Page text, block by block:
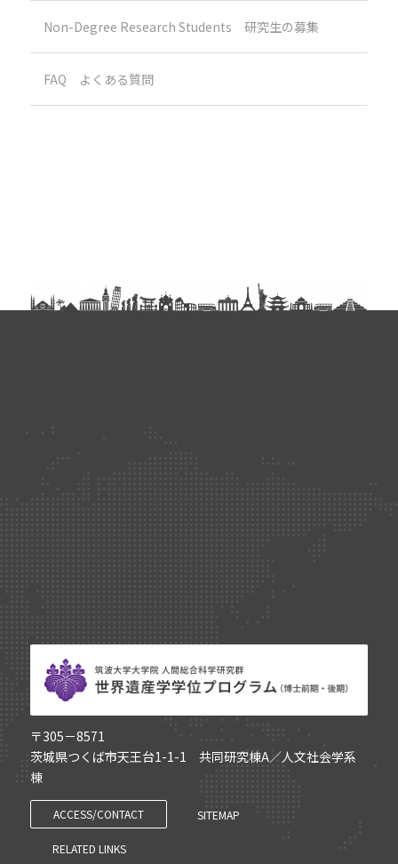
Non-Degree Research Students 研究生の募集
FAQ よくある質問
〒305－8571
茨城県つくば市天王台1-1-1 共同研究棟A／人文社会学系
棟
ACCESS/CONTACT SITEMAP
RELATED LINKS